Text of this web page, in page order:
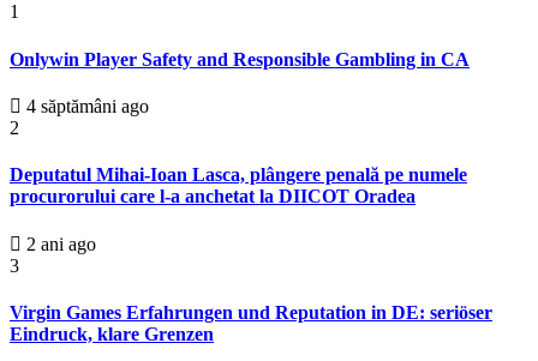
1
Onlywin Player Safety and Responsible Gambling in CA
4 săptămâni ago
2
Deputatul Mihai-Ioan Lasca, plângere penală pe numele
procurorului care l-a anchetat la DIICOT Oradea
2 ani ago
3
Virgin Games Erfahrungen und Reputation in DE: seriöser
Eindruck, klare Grenzen